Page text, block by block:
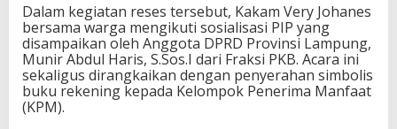
Dalam kegiatan reses tersebut, Kakam Very Johanes
bersama warga mengikuti sosialisasi PIP yang
disampaikan oleh Anggota DPRD Provinsi Lampung,
Munir Abdul Haris, S.Sos.I dari Fraksi PKB. Acara ini
sekaligus dirangkaikan dengan penyerahan simbolis
buku rekening kepada Kelompok Penerima Manfaat
(KPM).